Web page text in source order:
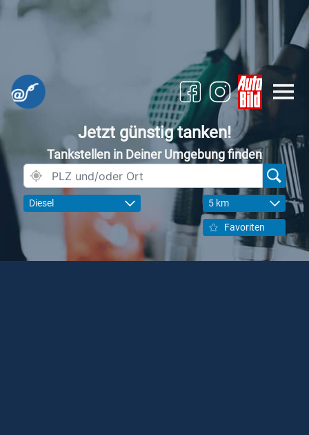
Jetzt günstig tanken!
Tankstellen in Deiner Umgebung finden
Diesel 5 km
Favoriten